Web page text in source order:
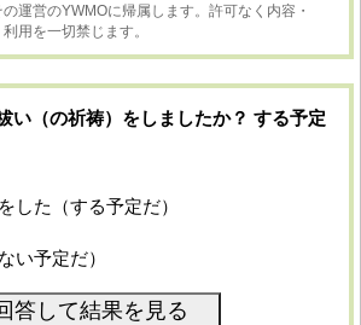
運営のYWMOに帰属します。許可なく内容・
用を一切禁じます。
い（の祈祷）をしましたか？ する予定
した（する予定だ）
い予定だ）